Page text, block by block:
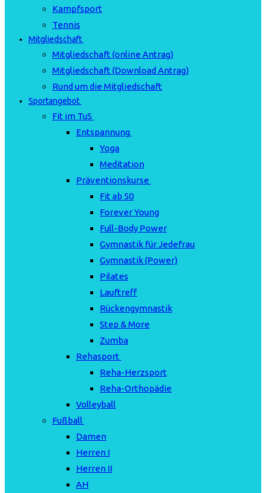
Kampfsport
Tennis
Mitgliedschaft
Mitgliedschaft (online Antrag)
Mitgliedschaft (Download Antrag)
Rund um die Mitgliedschaft
Sportangebot
Fit im TuS
Entspannung
Yoga
Meditation
Präventionskurse
Fit ab 50
Forever Young
Full-Body Power
Gymnastik für Jedefrau
Gymnastik (Power)
Pilates
Lauftreff
Rückengymnastik
Step & More
Zumba
Rehasport
Reha-Herzsport
Reha-Orthopädie
Volleyball
Fußball
Damen
Herren I
Herren II
AH